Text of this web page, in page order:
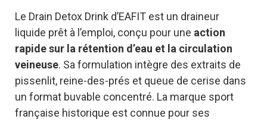
Le Drain Detox Drink d’EAFIT est un draineur
liquide prêt à l’emploi, conçu pour une action
rapide sur la rétention d’eau et la circulation
veineuse. Sa formulation intègre des extraits de
pissenlit, reine-des-prés et queue de cerise dans
un format buvable concentré. La marque sport
française historique est connue pour ses